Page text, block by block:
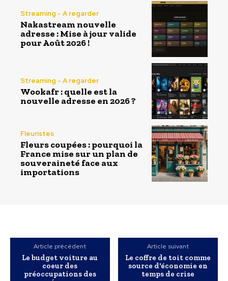
Streaming - A regarder
Nakastream nouvelle
adresse : Mise à jour valide
pour Août 2026 !
Streaming - A regarder
Wookafr : quelle est la
nouvelle adresse en 2026 ?
Fleuristes
Fleurs coupées : pourquoi la
France mise sur un plan de
souveraineté face aux
importations
Article précédent
Le budget voiture au
coeur des
préoccupations des
Article suivant
Le coffre de toit comme
source d'économie en
temps de crise